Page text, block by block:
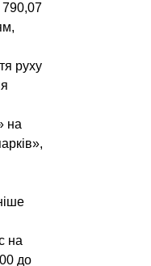
790,07
руху
на
на
до